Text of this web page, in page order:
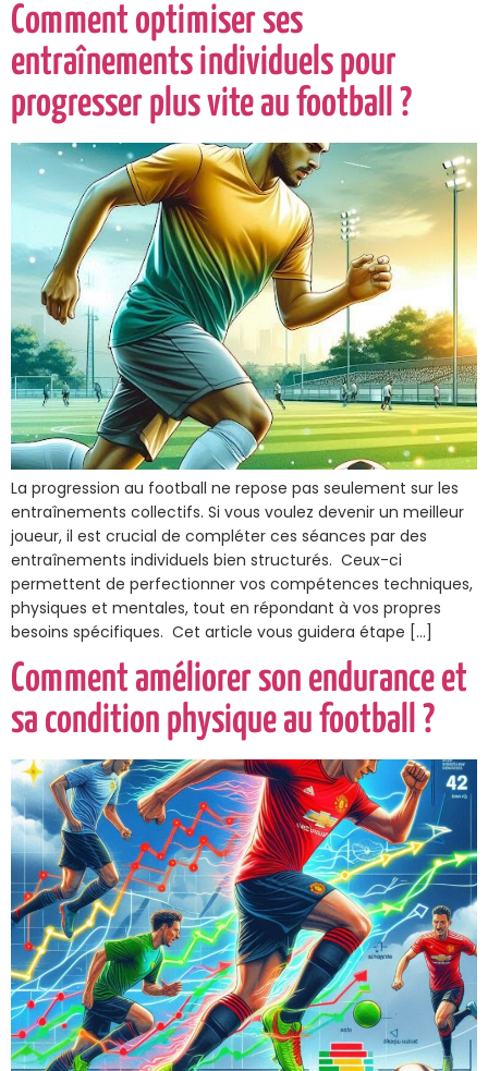
Comment optimiser ses
entraînements individuels pour
progresser plus vite au football ?
La progression au football ne repose pas seulement sur les
entraînements collectifs. Si vous voulez devenir un meilleur
joueur, il est crucial de compléter ces séances par des
entraînements individuels bien structurés. Ceux-ci
permettent de perfectionner vos compétences techniques,
physiques et mentales, tout en répondant à vos propres
besoins spécifiques. Cet article vous guidera étape […]
Comment améliorer son endurance et
sa condition physique au football ?